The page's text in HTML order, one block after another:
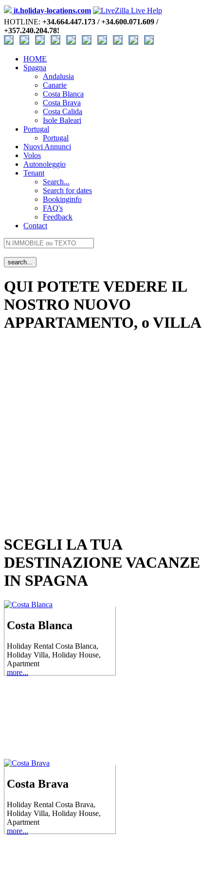
it.holiday-locations.com
HOTLINE: +34.664.447.173 / +34.600.071.609 /
+357.240.204.78!
HOME
Spagna
Andalusia
Canarie
Costa Blanca
Costa Brava
Costa Calida
Isole Baleari
Portugal
Portugal
Nuovi Annunci
Volos
Autonoleggio
Tenant
Search...
Search for dates
Bookinginfo
FAQ's
Feedback
Contact
QUI POTETE VEDERE IL
NOSTRO NUOVO
APPARTAMENTO, o VILLA
SCEGLI LA TUA
DESTINAZIONE VACANZE
IN SPAGNA
Costa Blanca
Holiday Rental Costa Blanca,
Holiday Villa, Holiday House,
Apartment
more...
Costa Brava
Holiday Rental Costa Brava,
Holiday Villa, Holiday House,
Apartment
more...